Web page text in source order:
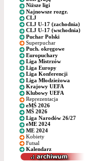
Niższe ligi
Najnowsze rozgr.
CLJ
CLJ U-17 (zachodnia)
CLJ U-17 (wschodnia)
Puchar Polski
Superpuchar
Puch. okręgowe
Europuchary
Liga Mistrzów
Liga Europy
Liga Konferencji
Liga Młodzieżowa
Krajowy UEFA
Klubowy UEFA
Reprezentacja
eMŚ 2026
MŚ 2026
Liga Narodów 26/27
eME 2024
ME 2024
Kobiety
Futsal
Kalendarz